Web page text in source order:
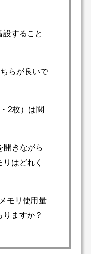
設すること
らが良いで
2枚）は関
開きながら
はどれく
モリ使用量
りますか？